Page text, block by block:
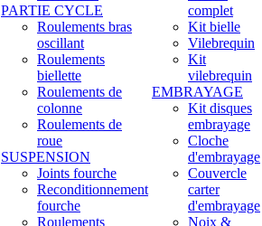
PARTIE CYCLE
Roulements bras
oscillant
Roulements
biellette
Roulements de
colonne
Roulements de
roue
SUSPENSION
Joints fourche
Reconditionnement
fourche
Roulements
complet
Kit bielle
Vilebrequin
Kit
vilebrequin
EMBRAYAGE
Kit disques
embrayage
Cloche
d'embrayage
Couvercle
carter
d'embrayage
Noix &